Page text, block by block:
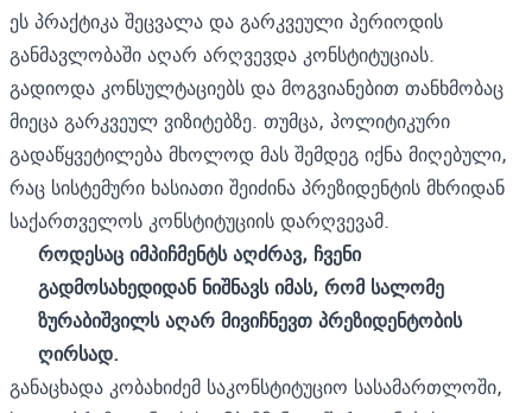
ეს პრაქტიკა შეცვალა და გარკვეული პერიოდის
განმავლობაში აღარ არღვევდა კონსტიტუციას.
გადიოდა კონსულტაციებს და მოგვიანებით თანხმობაც
მიეცა გარკვეულ ვიზიტებზე. თუმცა, პოლიტიკური
გადაწყვეტილება მხოლოდ მას შემდეგ იქნა მიღებული,
რაც სისტემური ხასიათი შეიძინა პრეზიდენტის მხრიდან
საქართველოს კონსტიტუციის დარღვევამ.
როდესაც იმპიჩმენტს აღძრავ, ჩვენი
გადმოსახედიდან ნიშნავს იმას, რომ სალომე
ზურაბიშვილს აღარ მივიჩნევთ პრეზიდენტობის
ღირსად.
განაცხადა კობახიძემ საკონსტიტუციო სასამართლოში,